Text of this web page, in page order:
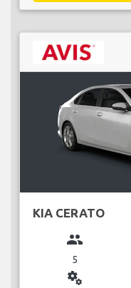
KIA CERATO
group
5
miscellaneous_services